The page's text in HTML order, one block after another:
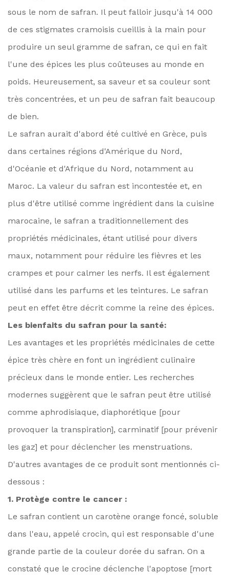
sous le nom de safran. Il peut falloir jusqu'à 14 000
de ces stigmates cramoisis cueillis à la main pour
produire un seul gramme de safran, ce qui en fait
l'une des épices les plus coûteuses au monde en
poids. Heureusement, sa saveur et sa couleur sont
très concentrées, et un peu de safran fait beaucoup
de bien.
Le safran aurait d'abord été cultivé en Grèce, puis
dans certaines régions d'Amérique du Nord,
d'Océanie et d'Afrique du Nord, notamment au
Maroc. La valeur du safran est incontestée et, en
plus d'être utilisé comme ingrédient dans la cuisine
marocaine, le safran a traditionnellement des
propriétés médicinales, étant utilisé pour divers
maux, notamment pour réduire les fièvres et les
crampes et pour calmer les nerfs. Il est également
utilisé dans les parfums et les teintures. Le safran
peut en effet être décrit comme la reine des épices.
Les bienfaits du safran pour la santé:
Les avantages et les propriétés médicinales de cette
épice très chère en font un ingrédient culinaire
précieux dans le monde entier. Les recherches
modernes suggèrent que le safran peut être utilisé
comme aphrodisiaque, diaphorétique [pour
provoquer la transpiration], carminatif [pour prévenir
les gaz] et pour déclencher les menstruations.
D'autres avantages de ce produit sont mentionnés ci-
dessous :
1. Protège contre le cancer :
Le safran contient un carotène orange foncé, soluble
dans l'eau, appelé crocin, qui est responsable d'une
grande partie de la couleur dorée du safran. On a
constaté que le crocine déclenche l'apoptose [mort